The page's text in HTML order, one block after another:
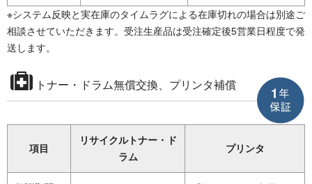
※システム反映と実在庫のタイムラグによる在庫切れの場合は別途ご
相談させていただきます。受注生産品は受注確定後5営業日程度で発
送します。
トナー・ドラム無償交換、プリンタ補償
項目
リサイクルトナー・ド
ラム
プリンタ